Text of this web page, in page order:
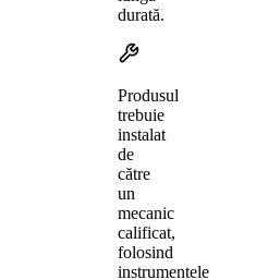
durată.
Produsul
trebuie
instalat
de
către
un
mecanic
calificat,
folosind
instrumentele